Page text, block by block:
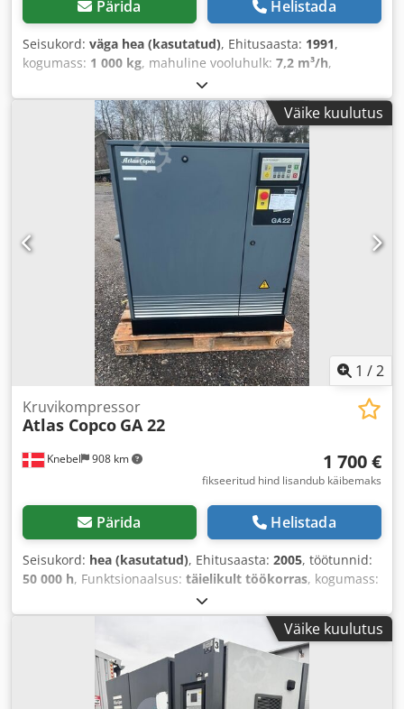
Pärida Helistada
Seisukord: väga hea (kasutatud), Ehitusaasta: 1991,
kogumass: 1 000 kg, mahuline vooluhulk: 7,2 m³/h,
, sisendpinge:400 V
Väike kuulutus
1 /2
Knebel 908 km
Kruvikompressor
Atlas Copco GA 22
1 700 €
fikseeritud hind lisandub käibemaks
Pärida Helistada
Seisukord: hea (kasutatud), Ehitusaasta: 2005, töötunnid:
50 000 h, Funktsionaalsus: täielikult töökorras, kogumass:
külmkuivati,
Väike kuulutus